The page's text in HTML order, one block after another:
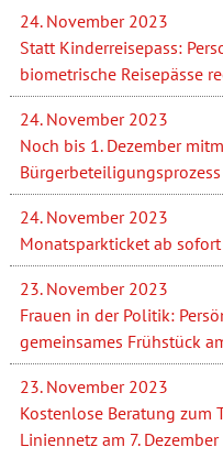
24. November 2023
Statt Kinderreisepass:
biometrische Reisepässe
24. November 2023
Noch bis 1. Dezember
24. November 2023
Monatsparkticket ab
23. November 2023
Frauen in der Politik:
gemeinsames Frühstück
23. November 2023
Kostenlose Beratung zum
Liniennetz am 7. Dezember